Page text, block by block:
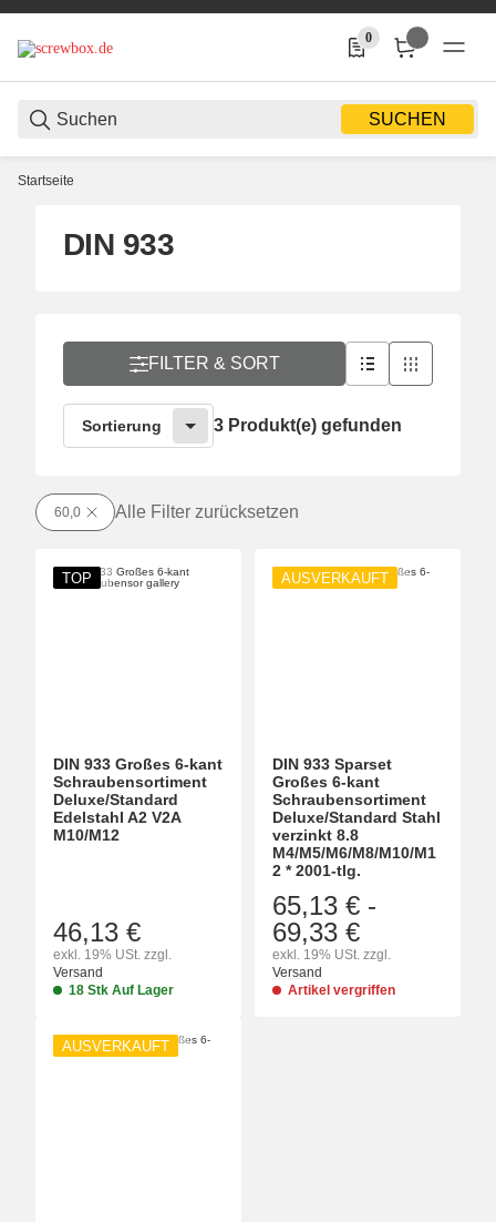
SUCHEN
0
0 Produkte in der Liste
Startseite
DIN 933
FILTER & SORT
Sortierung 3 Produkt(e) gefunden
60,0 Alle Filter zurücksetzen
TOP
DIN 933 Großes 6-kant
Schraubensortiment
Deluxe/Standard
Edelstahl A2 V2A
M10/M12
46,13 €
exkl. 19% USt. zzgl.
Versand
18 Stk Auf Lager
AUSVERKAUFT
DIN 933 Sparset
Großes 6-kant
Schraubensortiment
Deluxe/Standard Stahl
verzinkt 8.8
M4/M5/M6/M8/M10/M1
2 * 2001-tlg.
65,13 € -
69,33 €
exkl. 19% USt. zzgl.
Versand
Artikel vergriffen
AUSVERKAUFT